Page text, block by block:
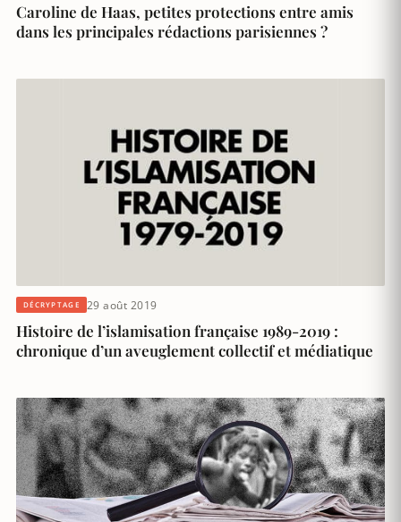
Caroline de Haas, petites protections entre amis
dans les principales rédactions parisiennes ?
DÉCRYPTAGE 29 août 2019
Histoire de l’islamisation française 1989-2019 :
chronique d’un aveuglement collectif et médiatique